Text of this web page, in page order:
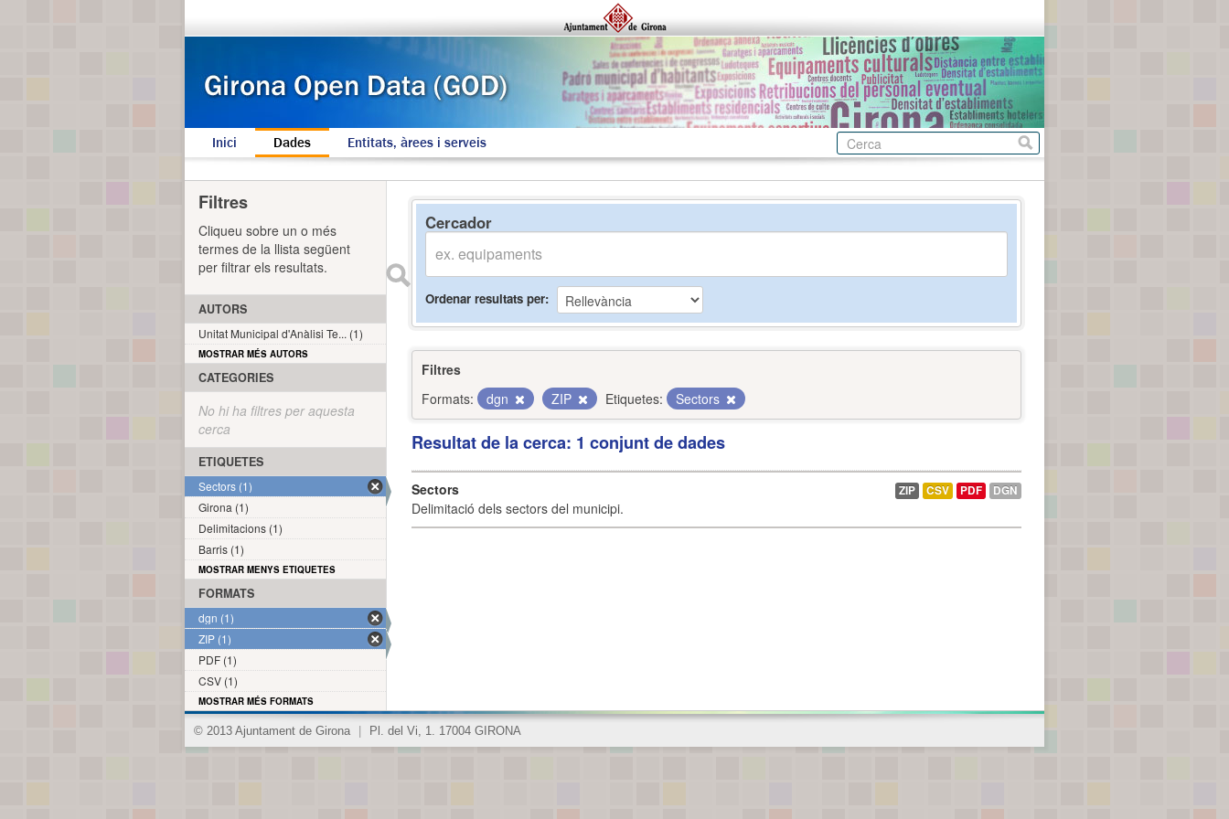
Inici Dades Entitats, àrees i serveis
Cercador
Ordenar resultats per
Filtres
Formats:
dgn ZIP Etiquetes: Sectors
Resultat de la cerca: 1 conjunt de dades
Sectors
Delimitació dels sectors del municipi.
ZIP CSV PDF DGN
Filtres
Cliqueu sobre un o més
termes de la llista següent
per filtrar els resultats.
AUTORS
Unitat Municipal d'Anàlisi Te... (1)
MOSTRAR MÉS AUTORS
CATEGORIES
No hi ha filtres per aquesta
cerca
ETIQUETES
Sectors (1)
Girona (1)
Delimitacions (1)
Barris (1)
MOSTRAR MENYS ETIQUETES
FORMATS
dgn (1)
ZIP (1)
PDF (1)
CSV (1)
MOSTRAR MÉS FORMATS
© 2013 Ajuntament de Girona Pl. del Vi, 1. 17004 GIRONA